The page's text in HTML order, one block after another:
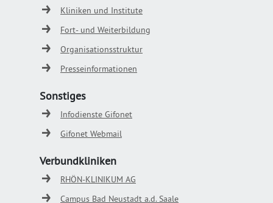
Kliniken und Institute
Fort- und Weiterbildung
Organisationsstruktur
Presseinformationen
Sonstiges
Infodienste Gifonet
Gifonet Webmail
Verbundkliniken
RHÖN-KLINIKUM AG
Campus Bad Neustadt a.d. Saale